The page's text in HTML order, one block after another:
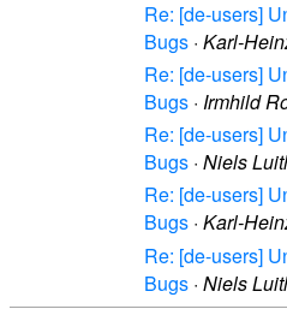
Re: [de-users]
Bugs · Karl-
Re: [de-users]
Bugs · Irmhild
Re: [de-users]
Bugs · Niels
Re: [de-users]
Bugs · Karl-
Re: [de-users]
Bugs · Niels